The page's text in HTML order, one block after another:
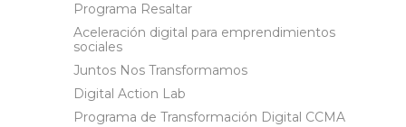
Programa Resaltar
Aceleración digital para emprendimientos
sociales
Juntos Nos Transformamos
Digital Action Lab
Programa de Transformación Digital CCMA